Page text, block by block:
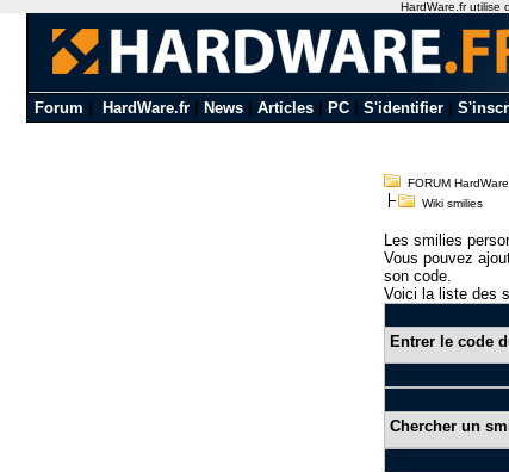
Forum HardWare.fr| News| Articles| PC| S'identifier|
FORUM
Wiki smilies
Les smilies
Vous pouvez
son code.
Voici la liste des
Entrer le code
Chercher un
HardWare.fr utilise